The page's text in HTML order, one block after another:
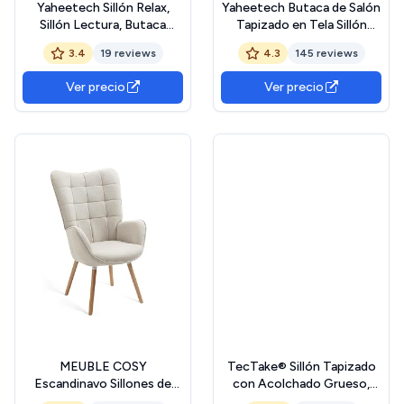
Yaheetech Sillón Relax,
Sillón Lectura, Butaca
Nórdica Tapizada de
Terciopelo, Sofá Individual
con Una Almohada para Sala
de Estar y Dormitorio,
Color Champán
3.4 19 reviews
Ver precio
Yaheetech Butaca de Salón
Tapizado en Tela Sillón
Individual con Respaldo
Acolchado y Reposabrazos
de Madera Maciza Sofá
Individual Ergonómico
Soporte 136 kg Gris
4.3 145 reviews
Ver precio
MEUBLE COSY
Escandinavo Sillones de
salón Butaca nórdica sillón
TecTake® Sillón Tapizado
con Acolchado Grueso,
Butaca Salón con Respaldo